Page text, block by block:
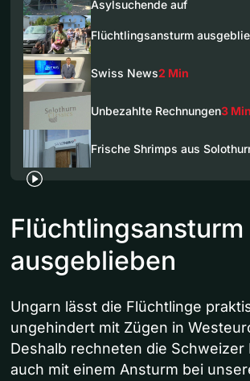
Asylsuchende auf
Flüchtlingsansturm
Swiss News2 Min
Unbezahlte Rechnungen3 Min
Frische Shrimps aus
Flüchtlingsansturm
ausgeblieben
Ungarn lässt die Flüchtlinge
ungehindert mit Zügen in
Deshalb rechneten die Schweizer
auch mit einem Ansturm bei